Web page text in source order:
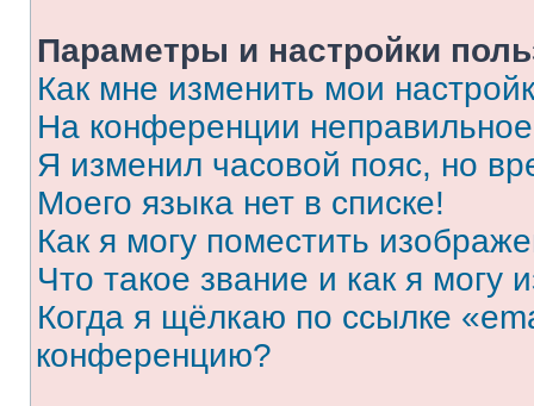
Параметры и настройки
Как мне изменить мои
На конференции
Я изменил часовой пояс, но
Моего языка нет в списке!
Как я могу поместить
Что такое звание и как я могу
Когда я щёлкаю по ссылке
конференцию?